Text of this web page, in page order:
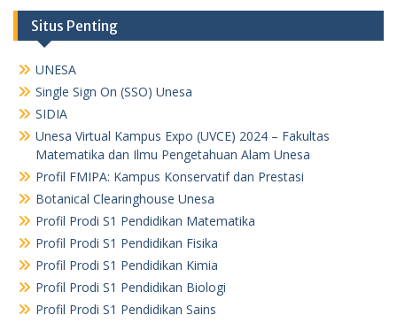
Situs Penting
UNESA
Single Sign On (SSO) Unesa
SIDIA
Unesa Virtual Kampus Expo (UVCE) 2024 – Fakultas
Matematika dan Ilmu Pengetahuan Alam Unesa
Profil FMIPA: Kampus Konservatif dan Prestasi
Botanical Clearinghouse Unesa
Profil Prodi S1 Pendidikan Matematika
Profil Prodi S1 Pendidikan Fisika
Profil Prodi S1 Pendidikan Kimia
Profil Prodi S1 Pendidikan Biologi
Profil Prodi S1 Pendidikan Sains